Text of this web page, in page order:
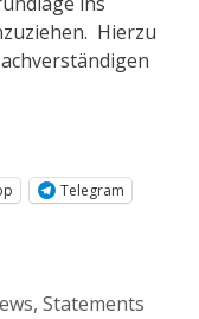
Hierzu
Telegram
, Statements